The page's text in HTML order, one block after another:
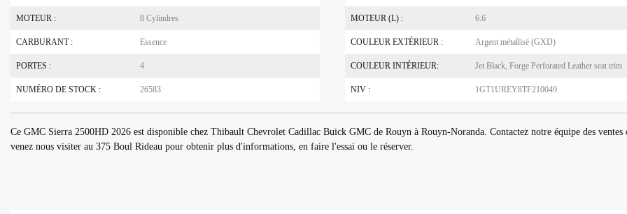
MOTEUR : 8 Cylindres MOTEUR (L) : 6.6
CARBURANT : Essence COULEUR EXTÉRIEUR : Argent métallisé (GXD)
PORTES : 4 COULEUR INTÉRIEUR: Jet Black, Forge Perforated Leather seat trim
NUMÉRO DE STOCK : 26583 NIV : 1GT1UREY8TF210049
Ce GMC Sierra 2500HD 2026 est disponible chez Thibault Chevrolet Cadillac Buick GMC de Rouyn à Rouyn-Noranda. Contactez notre équipe des ventes
venez nous visiter au 375 Boul Rideau pour obtenir plus d'informations, en faire l'essai ou le réserver.